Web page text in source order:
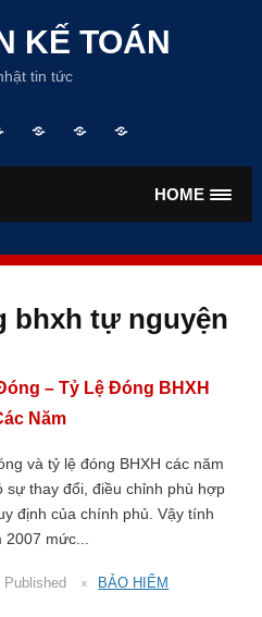
content
KẾ TOÁN
tin tức
BẢN
LƯƠNGHIỂM
HOME
bhxh tự nguyện
– Tỷ Lệ Đóng BHXH
Năm
và tỷ lệ đóng BHXH các năm
sự thay đổi, điều chỉnh phù hợp
định của chính phủ. Vậy tính
mức...
Published BẢO HIỂM